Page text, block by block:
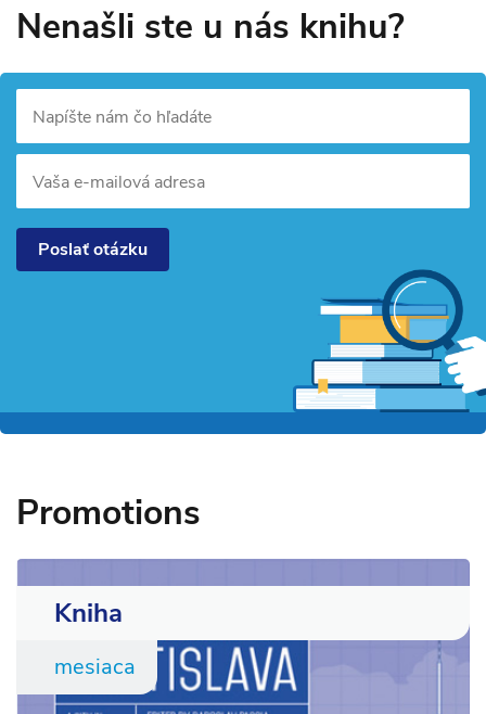
Nenašli ste u nás knihu?
Napíšte nám čo hľadáte
Vaša e-mailová adresa
Poslať otázku
Promotions
Kniha
mesiaca